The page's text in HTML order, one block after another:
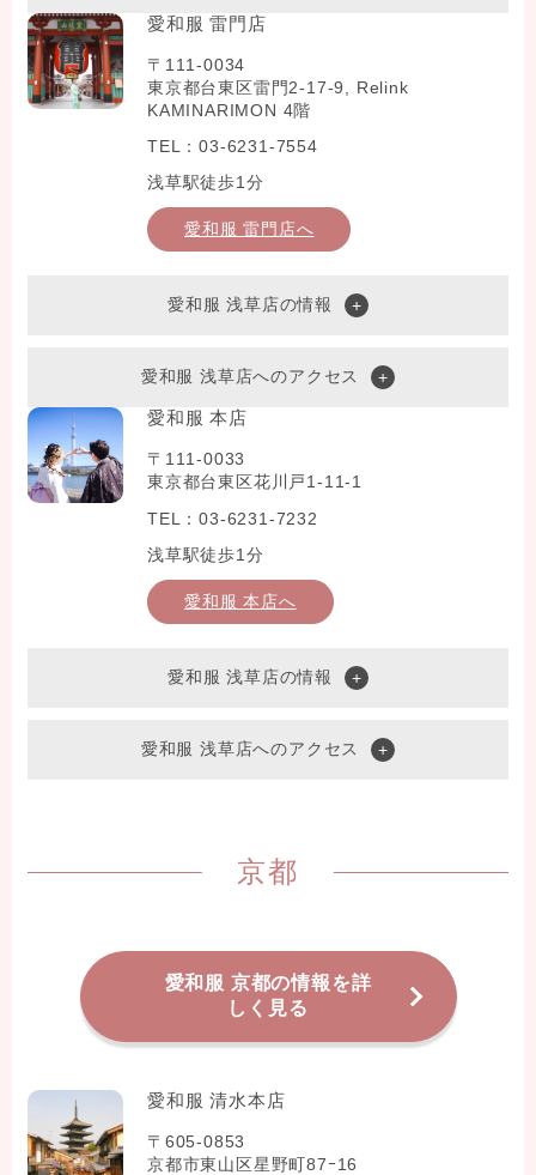
愛和服 雷門店
〒111-0034
東京都台東区雷門2-17-9, Relink
KAMINARIMON 4階
TEL：03-6231-7554
浅草駅徒歩1分
愛和服 雷門店へ
愛和服 浅草店の情報
愛和服 浅草店へのアクセス
愛和服 本店
〒111-0033
東京都台東区花川戸1-11-1
TEL：03-6231-7232
浅草駅徒歩1分
愛和服 本店へ
愛和服 浅草店の情報
愛和服 浅草店へのアクセス
京都
愛和服 京都の情報を詳
しく見る
愛和服 清水本店
〒605-0853
京都市東山区星野町87ｰ16